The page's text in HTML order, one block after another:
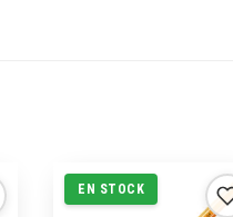
EN STOCK